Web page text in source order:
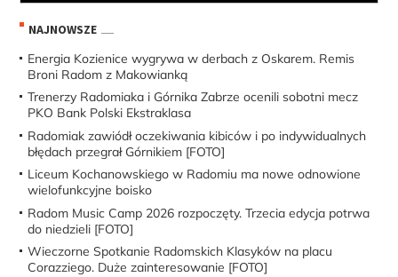
NAJNOWSZE
Energia Kozienice wygrywa w derbach z Oskarem. Remis
Broni Radom z Makowianką
Trenerzy Radomiaka i Górnika Zabrze ocenili sobotni mecz
PKO Bank Polski Ekstraklasa
Radomiak zawiódł oczekiwania kibiców i po indywidualnych
błędach przegrał Górnikiem [FOTO]
Liceum Kochanowskiego w Radomiu ma nowe odnowione
wielofunkcyjne boisko
Radom Music Camp 2026 rozpoczęty. Trzecia edycja potrwa
do niedzieli [FOTO]
Wieczorne Spotkanie Radomskich Klasyków na placu
Corazziego. Duże zainteresowanie [FOTO]